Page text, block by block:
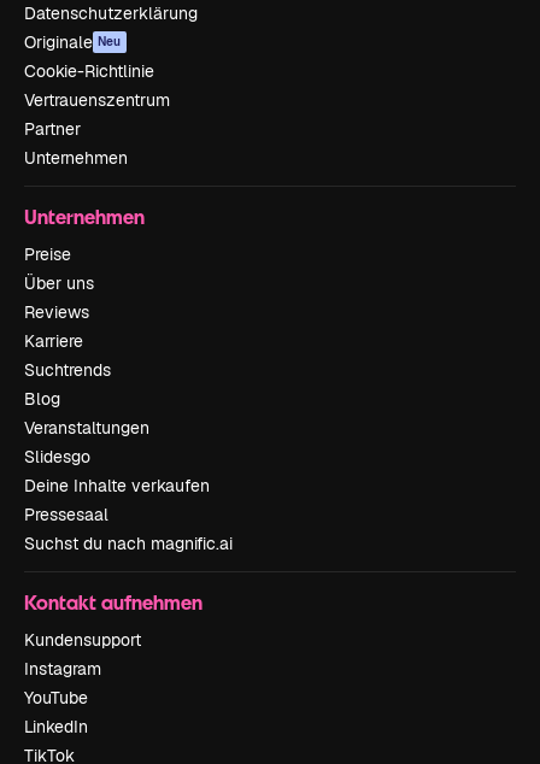
Datenschutzerklärung
Originale Neu
Cookie-Richtlinie
Vertrauenszentrum
Partner
Unternehmen
Unternehmen
Preise
Über uns
Reviews
Karriere
Suchtrends
Blog
Veranstaltungen
Slidesgo
Deine Inhalte verkaufen
Pressesaal
Suchst du nach magnific.ai
Kontakt aufnehmen
Kundensupport
Instagram
YouTube
LinkedIn
TikTok